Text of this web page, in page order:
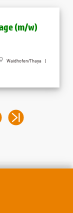
(m​/w)
Waidhofen/Thaya |